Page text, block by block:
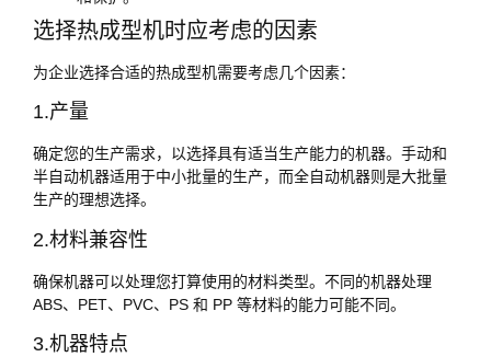
选择热成型机时应考虑的因素
为企业选择合适的热成型机需要考虑几个因素：
1.产量
确定您的生产需求，以选择具有适当生产能力的机器。手动和
半自动机器适用于中小批量的生产，而全自动机器则是大批量
生产的理想选择。
2.材料兼容性
确保机器可以处理您打算使用的材料类型。不同的机器处理
ABS、PET、PVC、PS 和 PP 等材料的能力可能不同。
3.机器特点